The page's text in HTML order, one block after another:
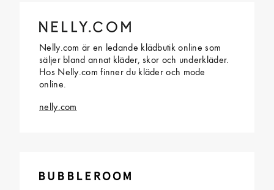
Nelly.com är en ledande klädbutik online som
säljer bland annat kläder, skor och underkläder.
Hos Nelly.com finner du kläder och mode
online.
nelly.com